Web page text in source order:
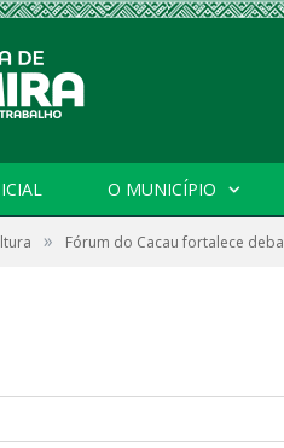
O MUNICÍPIO
» Fórum do Cacau fortalece